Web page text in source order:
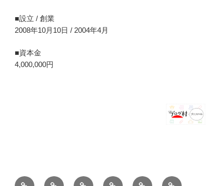
■設立 / 創業
2008年10月10日 / 2004年4月
■資本金
4,000,000円
ホ ブ 薪 シ お バ